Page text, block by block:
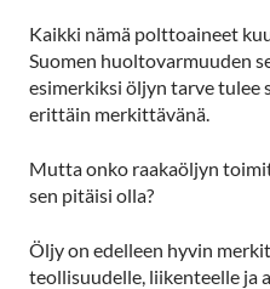
Kaikki nämä polttoaineet
Suomen huoltovarmuuden
esimerkiksi öljyn tarve tulee
erittäin merkittävänä.
Mutta onko raakaöljyn
sen pitäisi olla?
Öljy on edelleen hyvin
teollisuudelle, liikenteelle ja